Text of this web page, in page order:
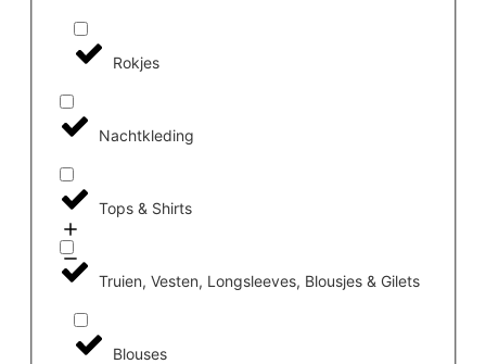
Rokjes
Nachtkleding
Tops & Shirts
Truien, Vesten, Longsleeves, Blousjes & Gilets
Blouses